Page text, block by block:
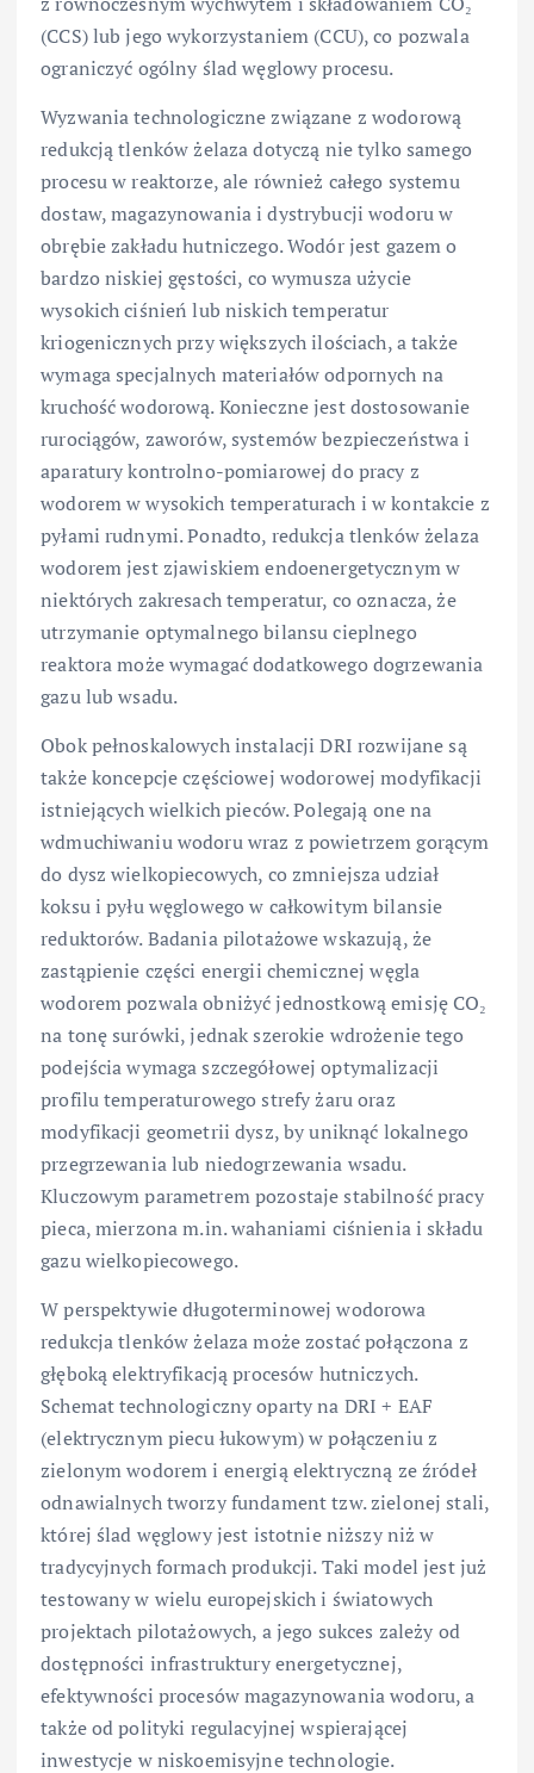
(CCS) lub jego wykorzystaniem (CCU), co pozwala
ograniczyć ogólny ślad węglowy procesu.
Wyzwania technologiczne związane z wodorową
redukcją tlenków żelaza dotyczą nie tylko samego
procesu w reaktorze, ale również całego systemu
dostaw, magazynowania i dystrybucji wodoru w
obrębie zakładu hutniczego. Wodór jest gazem o
bardzo niskiej gęstości, co wymusza użycie
wysokich ciśnień lub niskich temperatur
kriogenicznych przy większych ilościach, a także
wymaga specjalnych materiałów odpornych na
kruchość wodorową. Konieczne jest dostosowanie
rurociągów, zaworów, systemów bezpieczeństwa i
aparatury kontrolno-pomiarowej do pracy z
wodorem w wysokich temperaturach i w kontakcie z
pyłami rudnymi. Ponadto, redukcja tlenków żelaza
wodorem jest zjawiskiem endoenergetycznym w
niektórych zakresach temperatur, co oznacza, że
utrzymanie optymalnego bilansu cieplnego
reaktora może wymagać dodatkowego dogrzewania
gazu lub wsadu.
Obok pełnoskalowych instalacji DRI rozwijane są
także koncepcje częściowej wodorowej modyfikacji
istniejących wielkich pieców. Polegają one na
wdmuchiwaniu wodoru wraz z powietrzem gorącym
do dysz wielkopiecowych, co zmniejsza udział
koksu i pyłu węglowego w całkowitym bilansie
reduktorów. Badania pilotażowe wskazują, że
zastąpienie części energii chemicznej węgla
wodorem pozwala obniżyć jednostkową emisję CO₂
na tonę surówki, jednak szerokie wdrożenie tego
podejścia wymaga szczegółowej optymalizacji
profilu temperaturowego strefy żaru oraz
modyfikacji geometrii dysz, by uniknąć lokalnego
przegrzewania lub niedogrzewania wsadu.
Kluczowym parametrem pozostaje stabilność pracy
pieca, mierzona m.in. wahaniami ciśnienia i składu
gazu wielkopiecowego.
W perspektywie długoterminowej wodorowa
redukcja tlenków żelaza może zostać połączona z
głęboką elektryfikacją procesów hutniczych.
Schemat technologiczny oparty na DRI + EAF
(elektrycznym piecu łukowym) w połączeniu z
zielonym wodorem i energią elektryczną ze źródeł
odnawialnych tworzy fundament tzw. zielonej stali,
której ślad węglowy jest istotnie niższy niż w
tradycyjnych formach produkcji. Taki model jest już
testowany w wielu europejskich i światowych
projektach pilotażowych, a jego sukces zależy od
dostępności infrastruktury energetycznej,
efektywności procesów magazynowania wodoru, a
także od polityki regulacyjnej wspierającej
inwestycje w niskoemisyjne technologie.